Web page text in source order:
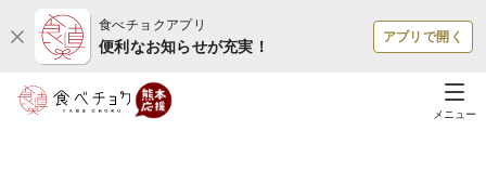
食べチョクアプリ
便利なお知らせが充実！
アプリで開く
メニュー